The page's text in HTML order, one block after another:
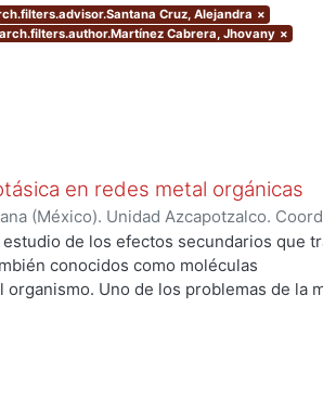
Cruz, Alejandra ×
Cabrera, Jhovany ×
en redes metal orgánicas
(México). Unidad Azcapotzalco.
04)Martínez Cabrera, Jhovany
de los efectos secundarios que
conocidos como moléculas
Uno de los problemas de la